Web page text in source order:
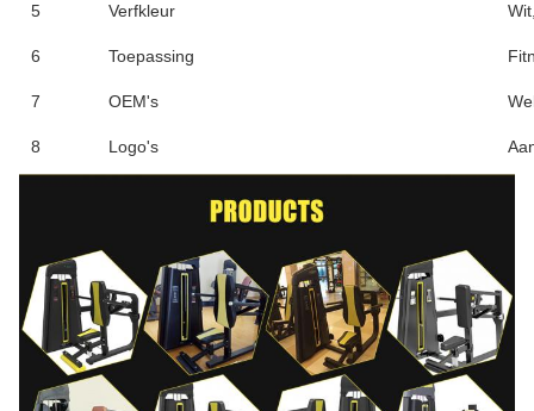
5 Verfkleur
6 Toepassing
7 OEM's
8 Logo's